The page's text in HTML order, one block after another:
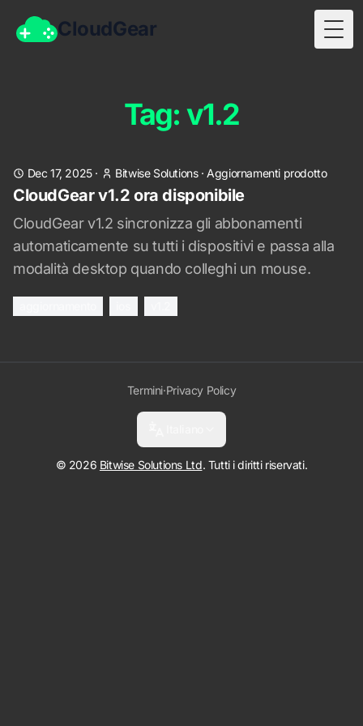
CloudGear
Tag: v1.2
Dec 17, 2025· Bitwise Solutions· Aggiornamenti prodotto
CloudGear v1.2 ora disponibile
CloudGear v1.2 sincronizza gli abbonamenti
automaticamente su tutti i dispositivi e passa alla
modalità desktop quando colleghi un mouse.
Termini·Privacy Policy
© 2026 Bitwise Solutions Ltd. Tutti i diritti riservati.